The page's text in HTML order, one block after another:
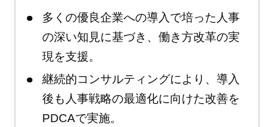
多くの優良企業への導入で培った人事
の深い知見に基づき、働き方改革の実
現を支援。
継続的コンサルティングにより、導入
後も人事戦略の最適化に向けた改善を
PDCAで実施。